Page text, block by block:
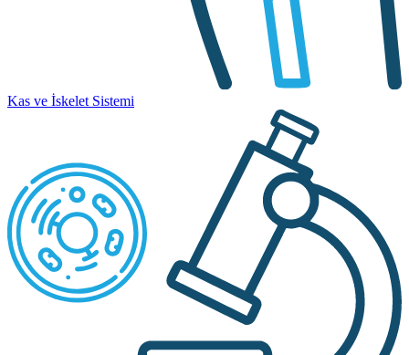
Kas ve İskelet Sistemi